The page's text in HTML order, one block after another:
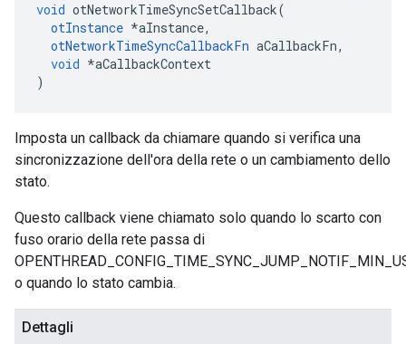
void otNetworkTimeSyncSetCallback(
otInstance *aInstance,
otNetworkTimeSyncCallbackFn aCallbackFn,
void *aCallbackContext
)
Imposta un callback da chiamare quando si verifica una
sincronizzazione dell'ora della rete o un cambiamento dello
stato.
Questo callback viene chiamato solo quando lo scarto con
fuso orario della rete passa di
o quando lo stato cambia.
Dettagli